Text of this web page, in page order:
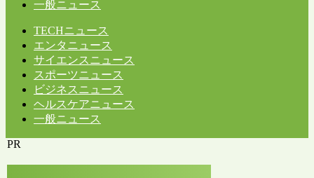
一般ニュース
TECHニュース
エンタニュース
サイエンスニュース
スポーツニュース
ビジネスニュース
ヘルスケアニュース
一般ニュース
PR